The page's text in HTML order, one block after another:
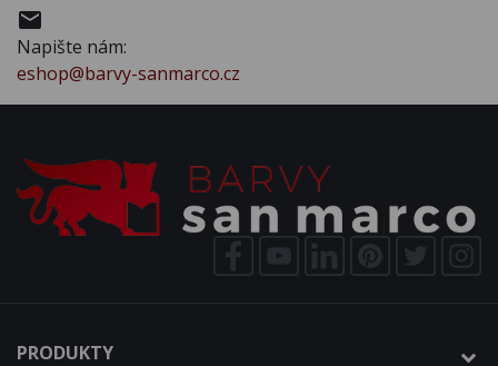

Napište nám:
eshop@barvy-sanmarco.cz
PRODUKTY